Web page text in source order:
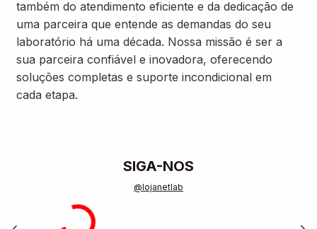
também do atendimento eficiente e da dedicação de
uma parceira que entende as demandas do seu
laboratório há uma década. Nossa missão é ser a
sua parceira confiável e inovadora, oferecendo
soluções completas e suporte incondicional em
cada etapa.
SIGA-NOS
@lojanetlab